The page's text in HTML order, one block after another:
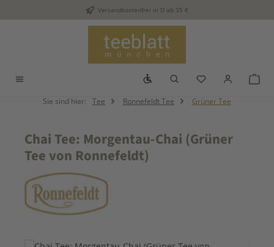
Zum Hauptinhalt springenVersandkostenfrei in D ab 35 €
Werkzeugleiste anzeigen
Du hast 0
Sie sind hier: Tee Ronnefeldt Tee Grüner Tee
Chai Tee: Morgentau-Chai (Grüner
Tee von Ronnefeldt)